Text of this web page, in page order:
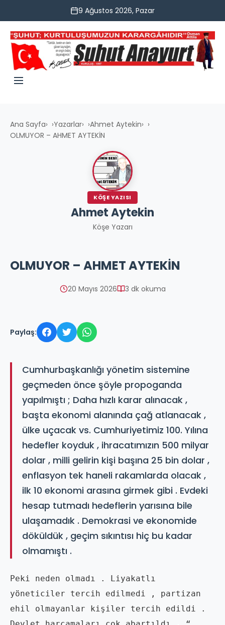
9 Ağustos 2026, Pazar
Ana Sayfa› Yazarlar› Ahmet Aytekin›
OLMUYOR – AHMET AYTEKİN
KÖŞE YAZISI
Ahmet Aytekin
Köşe Yazarı
OLMUYOR – AHMET AYTEKİN
20 Mayıs 2026 3 dk okuma
Paylaş:
Cumhurbaşkanlığı yönetim sistemine
geçmeden önce şöyle propoganda
yapılmıştı ; Daha hızlı karar alınacak ,
başta ekonomi alanında çağ atlanacak ,
ülke uçacak vs. Cumhuriyetimiz 100. Yılına
hedefler koyduk , ihracatımızın 500 milyar
dolar , milli gelirin kişi başına 25 bin dolar ,
enflasyon tek haneli rakamlarda olacak ,
ilk 10 ekonomi arasına girmek gibi . Evdeki
hesap tutmadı hedeflerin yarısına bile
ulaşamadık . Demokrasi ve ekonomide
döküldük , geçim sıkıntısı hiç bu kadar
olmamıştı .
Peki neden olmadı . Liyakatlı
yöneticiler tercih edilmedi , partizan
ehil olmayanlar kişiler tercih edildi .